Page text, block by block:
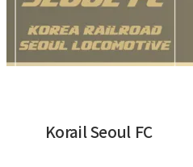
Korail Seoul FC